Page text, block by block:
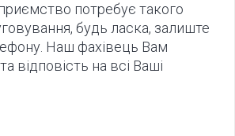
потребує такого
будь ласка, залиште
Наш фахівець Вам
відповість на всі Ваші